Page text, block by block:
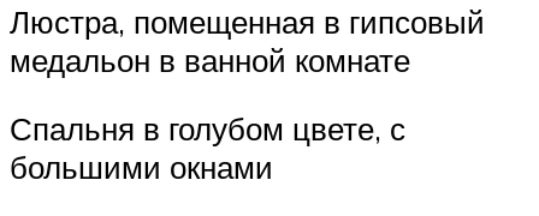
Люстра, помещенная в гипсовый
медальон в ванной комнате
Спальня в голубом цвете, с
большими окнами